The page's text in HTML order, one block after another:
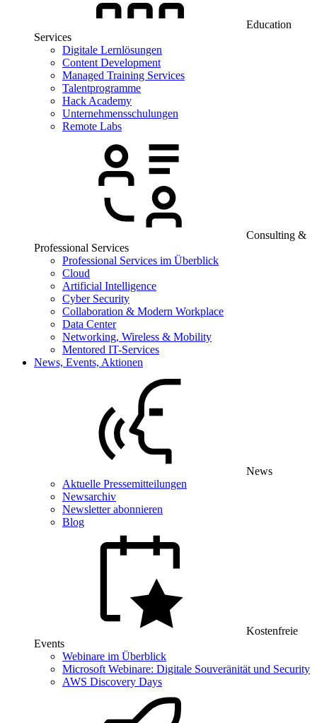
Education
Services
Digitale Lernlösungen
Content Development
Managed Training Services
Talentprogramme
Hack Academy
Unternehmensschulungen
Remote Labs
Consulting &
Professional Services
Professional Services im Überblick
Cloud
Artificial Intelligence
Cyber Security
Collaboration & Modern Workplace
Data Center
Networking, Wireless & Mobility
Mentored IT-Services
News, Events, Aktionen
News
Aktuelle Pressemitteilungen
Newsarchiv
Newsletter abonnieren
Blog
Kostenfreie
Events
Webinare im Überblick
Microsoft Webinare: Digitale Souveränität und Security
AWS Discovery Days